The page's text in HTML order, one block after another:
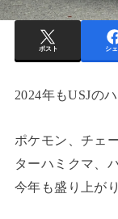
ポスト シ
2024年もUSJの
ポケモン、チェ
ターハミクマ、
今年も盛り上が